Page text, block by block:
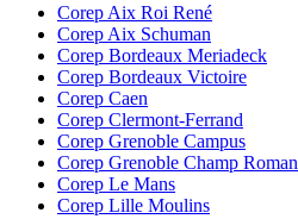
Corep Aix Roi René
Corep Aix Schuman
Corep Bordeaux Meriadeck
Corep Bordeaux Victoire
Corep Caen
Corep Clermont-Ferrand
Corep Grenoble Campus
Corep Grenoble Champ Roman
Corep Le Mans
Corep Lille Moulins